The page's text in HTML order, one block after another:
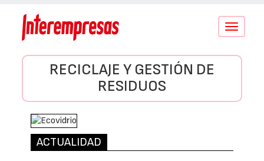
Conmutar
RECICLAJE Y GESTIÓN DE
RESIDUOS
ACTUALIDAD